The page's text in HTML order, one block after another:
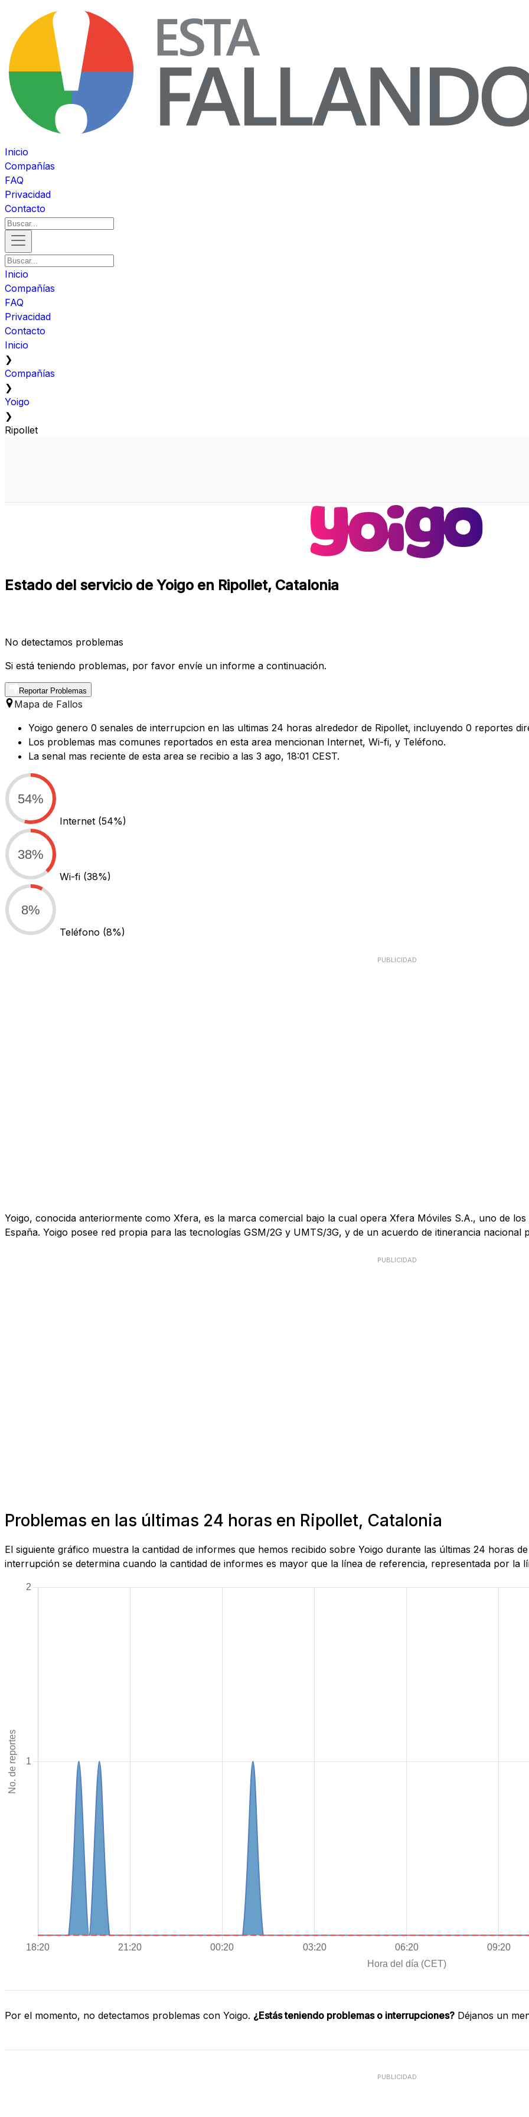
Inicio
Compañías
FAQ
Privacidad
Contacto
Inicio
Compañías
FAQ
Privacidad
Contacto
Inicio
❯
Compañías
❯
Yoigo
❯
Ripollet
Estado del servicio de Yoigo en Ripollet, Catalonia
No detectamos problemas
Si está teniendo problemas, por favor envíe un informe a continuación.
Reportar Problemas
Mapa de Fallos
Yoigo genero 0 senales de interrupcion en las ultimas 24 horas alrededor de Ripollet, incluyendo 0 reportes
Los problemas mas comunes reportados en esta area mencionan Internet, Wi-fi, y Teléfono.
La senal mas reciente de esta area se recibio a las 3 ago, 18:01 CEST.
54%
Internet (54%)
38%
Wi-fi (38%)
8%
Teléfono (8%)
PUBLICIDAD
Yoigo, conocida anteriormente como Xfera, es la marca comercial bajo la cual opera Xfera Móviles S.A., uno de
España. Yoigo posee red propia para las tecnologías GSM/2G y UMTS/3G, y de un acuerdo de itinerancia nacional
PUBLICIDAD
Problemas en las últimas 24 horas en Ripollet, Catalonia
El siguiente gráfico muestra la cantidad de informes que hemos recibido sobre Yoigo durante las últimas 24 horas
interrupción se determina cuando la cantidad de informes es mayor que la línea de referencia, representada por la
Por el momento, no detectamos problemas con Yoigo. ¿Estás teniendo problemas o interrupciones? Déjanos un
PUBLICIDAD